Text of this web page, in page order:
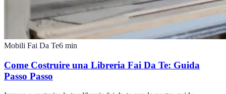
Mobili Fai Da Te6 min
Come Costruire una Libreria Fai Da Te: Guida
Passo Passo